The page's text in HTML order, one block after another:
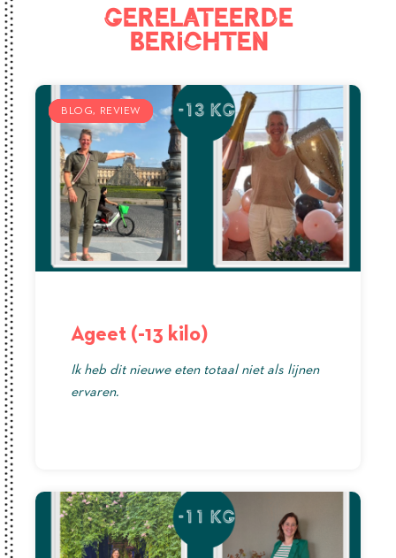
Gerelateerde
berichten
BLOG REVIEW
Ageet (-13 kilo)
Ik heb dit nieuwe eten totaal niet als lijnen
ervaren.
BLOG REVIEW
BLOG REVIEW